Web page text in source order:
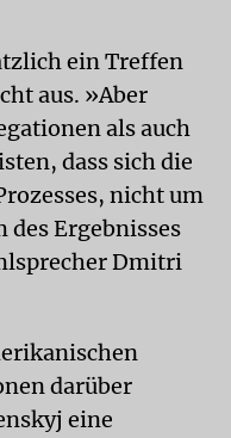
ein Treffen
aus. »Aber
als auch
dass sich die
nicht um
des Ergebnisses
Dmitri
darüber
eine